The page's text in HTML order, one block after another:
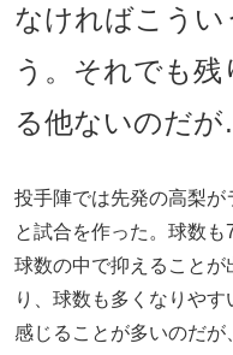
なければこうい
う。それでも残
る他ないのだ
投手陣では先発の高梨
と試合を作った。球数
球数の中で抑えること
り、球数も多くなりや
感じることが多いのだ